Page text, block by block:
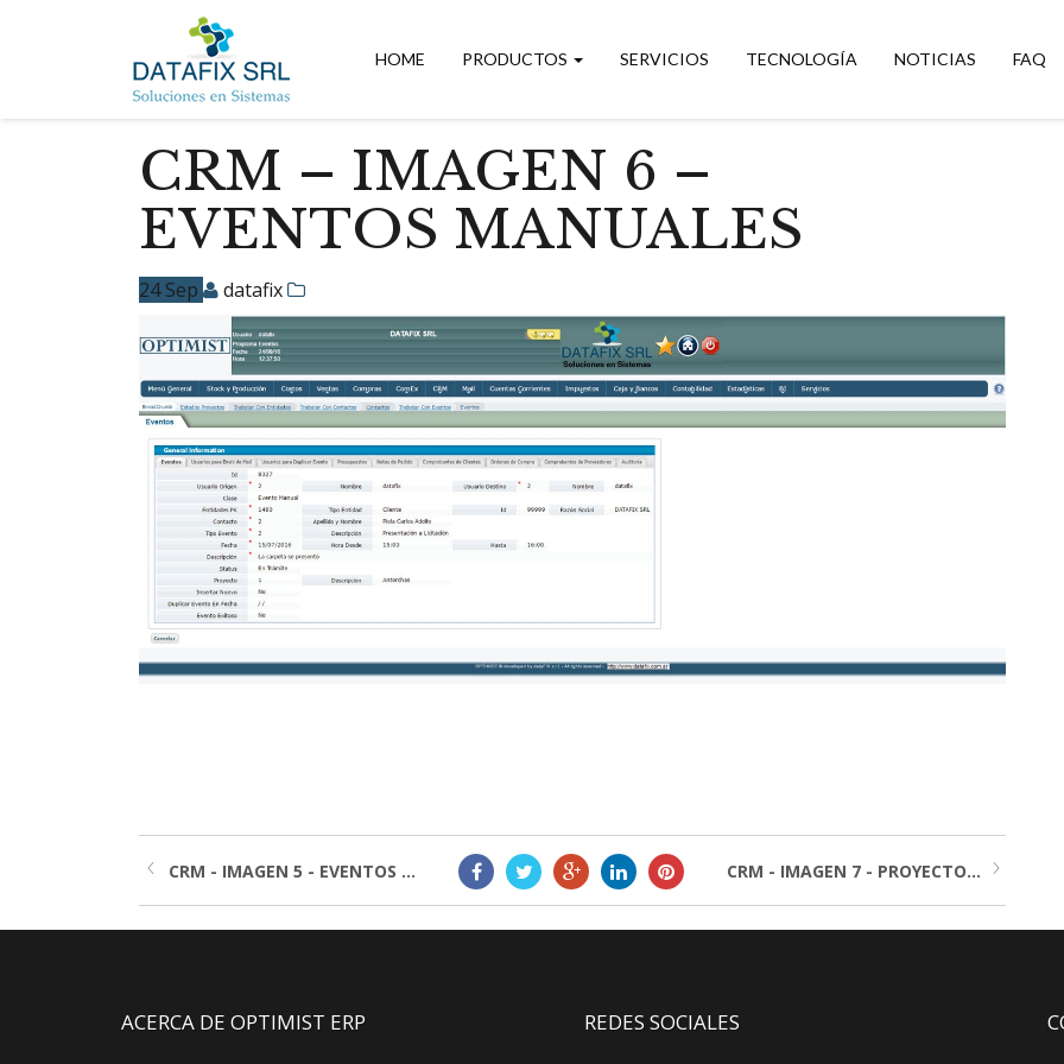
HOME PRODUCTOS SERVICIOS TECNOLOGÍA NOTICIAS FAQ
CRM – IMAGEN 6 –
EVENTOS MANUALES
24 Sep datafix
CRM - IMAGEN 5 - EVENTOS ... CRM - IMAGEN 7 - PROYECTO...
ACERCA DE OPTIMIST ERP REDES SOCIALES